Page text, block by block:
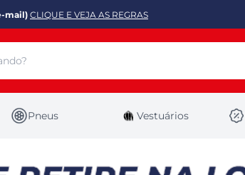
mail) CLIQUE E VEJA AS REGRAS
Pneus Vestuários